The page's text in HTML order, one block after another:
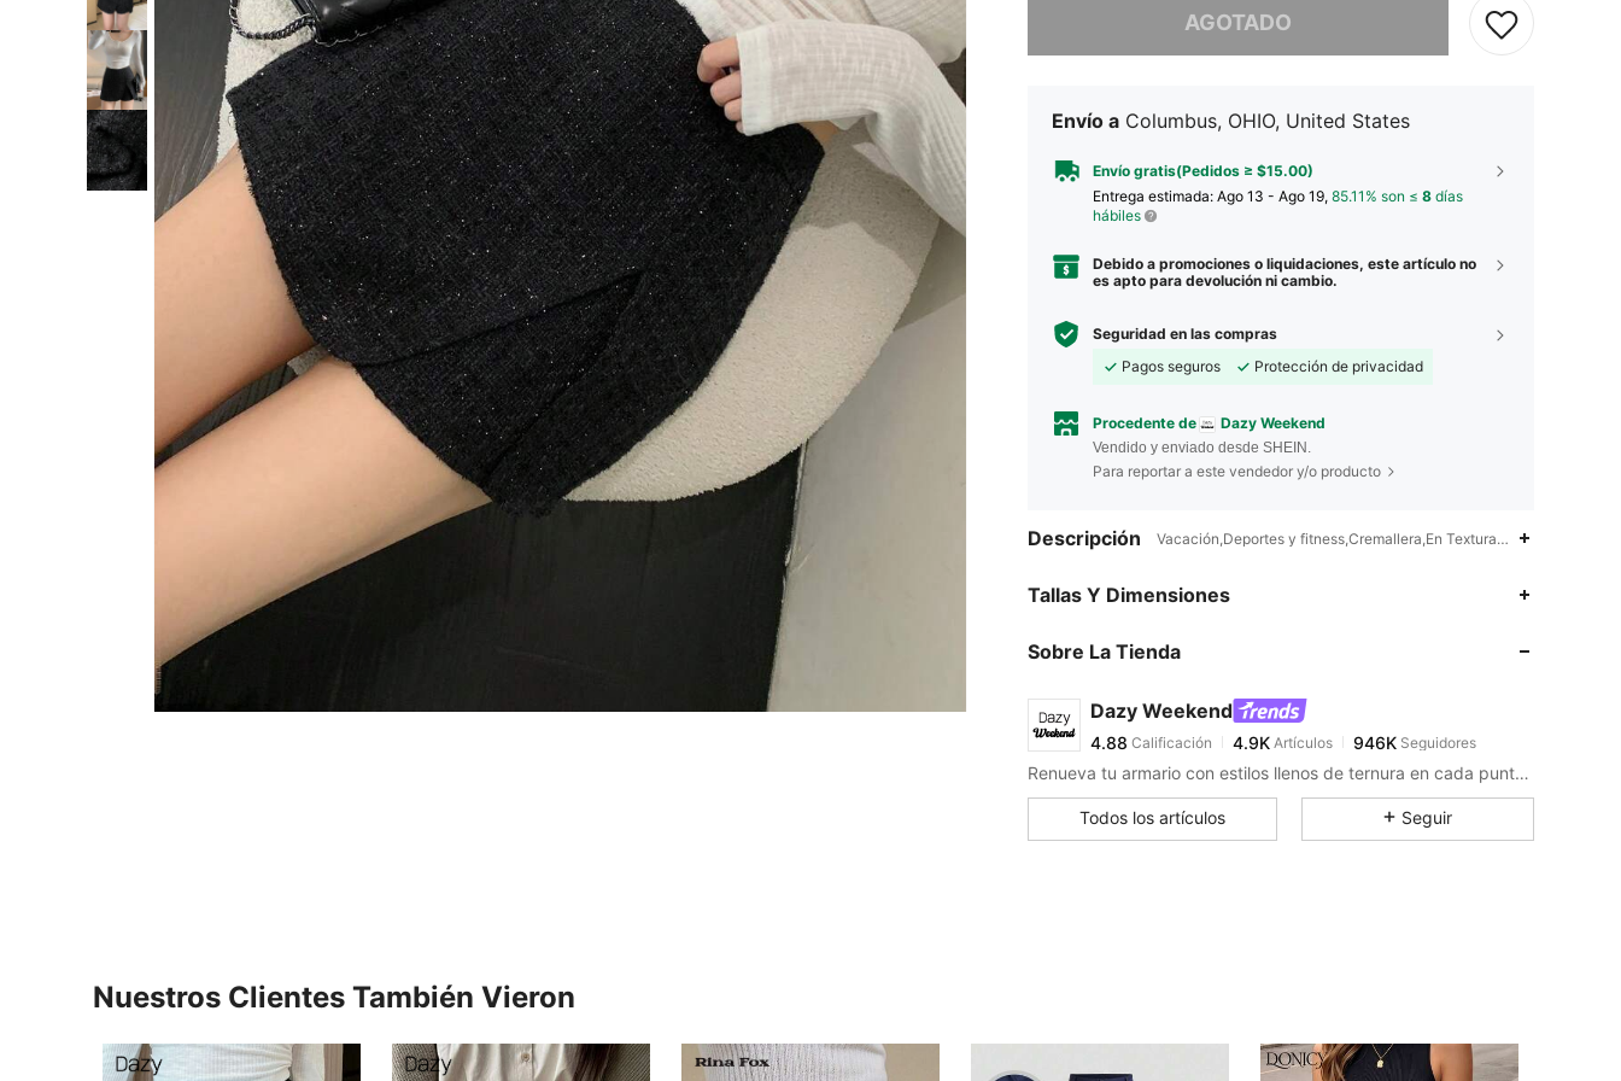
AGOTADO
Envío a Columbus, OHIO, United States
Envío gratis(Pedidos ≥ $15.00)
Entrega estimada: Ago 13 - Ago 19, 85.11% son ≤ 8 días
hábiles
Debido a promociones o liquidaciones, este artículo no
es apto para devolución ni cambio.
Seguridad en las compras
Pagos seguros
Protección de privacidad
Procedente de Dazy Weekend
Vendido y enviado desde SHEIN.
Para reportar a este vendedor y/o producto
Descripción Vacación,Deportes y fitness,Cremallera,En Textura,Sí
Tallas Y Dimensiones
Sobre La Tienda
Dazy Weekend
4.88
Calificación 4.9KArtículos
m***cpagó Hace 1 día
4.88 4.9K 946K
Renueva tu armario con estilos llenos de ternura en cada puntada.
Todos los artículos Seguir
Nuestros Clientes También Vieron